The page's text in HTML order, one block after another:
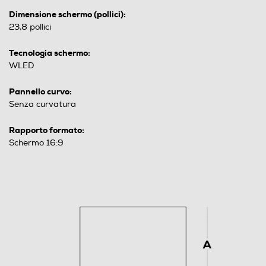
Dimensione schermo (pollici):
23,8 pollici
Tecnologia schermo:
WLED
Pannello curvo:
Senza curvatura
Rapporto formato:
Schermo 16:9